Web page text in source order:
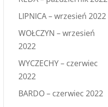
LIPNICA – wrzesień 2022
WOŁCZYN – wrzesień
2022
WYCZECHY – czerwiec
2022
BARDO – czerwiec 2022